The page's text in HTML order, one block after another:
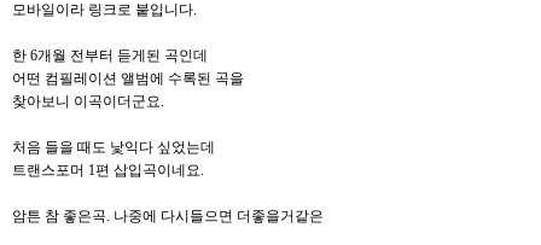
모바일이라 링크로 붙입니다.
한 6개월 전부터 듣게된 곡인데
어떤 컴필레이션 앨범에 수록된 곡을
찾아보니 이곡이더군요.
처음 들을 때도 낯익다 싶었는데
트랜스포머 1편 삽입곡이네요.
암튼 참 좋은곡. 나중에 다시들으면 더좋을거같은